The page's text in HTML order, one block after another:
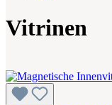
Vitrinen